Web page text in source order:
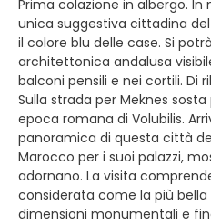
Prima colazione in albergo.
unica suggestiva cittadina
il colore blu delle case. Si
architettonica andalusa
balconi pensili e nei cortili. Di
Sulla strada per Meknes
epoca romana di Volubilis.
panoramica di questa città
Marocco per i suoi palazzi,
adornano. La visita
considerata come la più
dimensioni monumentali e